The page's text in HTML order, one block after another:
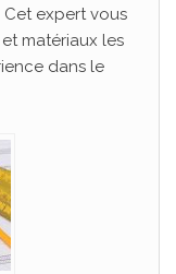
expert vous
matériaux les
dans le